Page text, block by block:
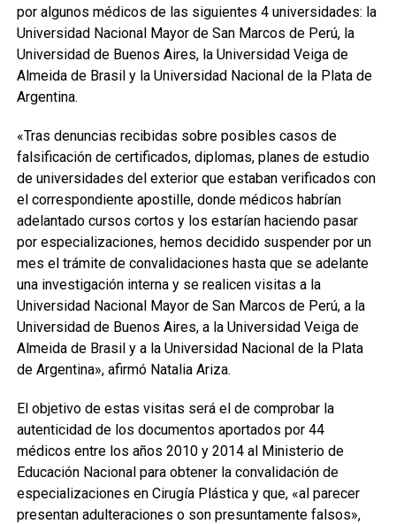
por algunos médicos de las siguientes 4 universidades: la
Universidad Nacional Mayor de San Marcos de Perú, la
Universidad de Buenos Aires, la Universidad Veiga de
Almeida de Brasil y la Universidad Nacional de la Plata de
Argentina.
«Tras denuncias recibidas sobre posibles casos de
falsificación de certificados, diplomas, planes de estudio
de universidades del exterior que estaban verificados con
el correspondiente apostille, donde médicos habrían
adelantado cursos cortos y los estarían haciendo pasar
por especializaciones, hemos decidido suspender por un
mes el trámite de convalidaciones hasta que se adelante
una investigación interna y se realicen visitas a la
Universidad Nacional Mayor de San Marcos de Perú, a la
Universidad de Buenos Aires, a la Universidad Veiga de
Almeida de Brasil y a la Universidad Nacional de la Plata
de Argentina», afirmó Natalia Ariza.
El objetivo de estas visitas será el de comprobar la
autenticidad de los documentos aportados por 44
médicos entre los años 2010 y 2014 al Ministerio de
Educación Nacional para obtener la convalidación de
especializaciones en Cirugía Plástica y que, «al parecer
presentan adulteraciones o son presuntamente falsos»,